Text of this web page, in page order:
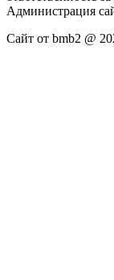
Администрация
Сайт от bmb2 @